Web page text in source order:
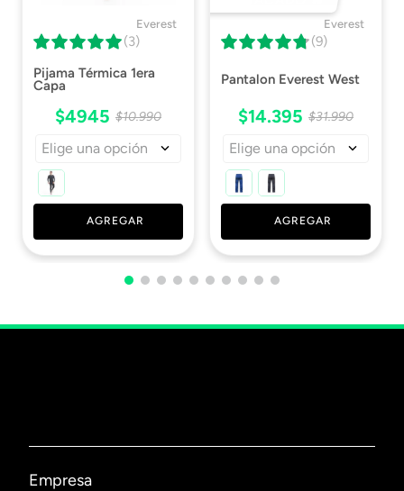
Everest
(3)
Pijama Térmica 1era
Capa
$4945 $10.990
Elige una opción
AGREGAR
Everest
(9)
Pantalon Everest West
$14.395 $31.990
Elige una opción
AGREGAR
Empresa